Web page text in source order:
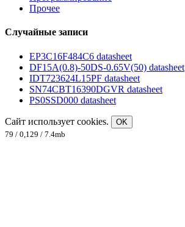
Прочее
Случайные записи
EP3C16F484C6 datasheet
DF15A(0.8)-50DS-0.65V(50) datasheet
IDT723624L15PF datasheet
SN74CBT16390DGVR datasheet
PS0SSD000 datasheet
Сайт использует cookies.
OK
79 / 0,129 / 7.4mb